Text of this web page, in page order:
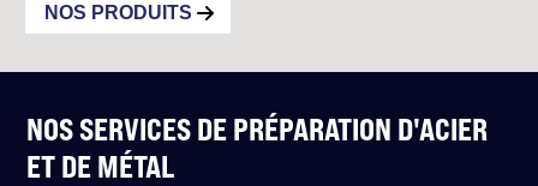
NOS PRODUITS
NOS SERVICES DE PRÉPARATION D'ACIER
ET DE MÉTAL